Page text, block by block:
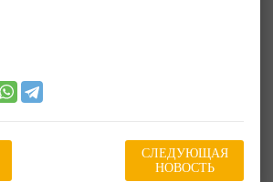
СЛЕДУЮЩАЯ
НОВОСТЬ